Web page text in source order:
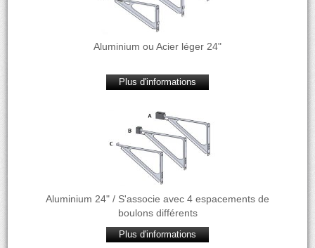
Aluminium ou Acier léger 24"
Plus d'informations
Aluminium 24" / S'associe avec 4 espacements de
boulons différents
Plus d'informations